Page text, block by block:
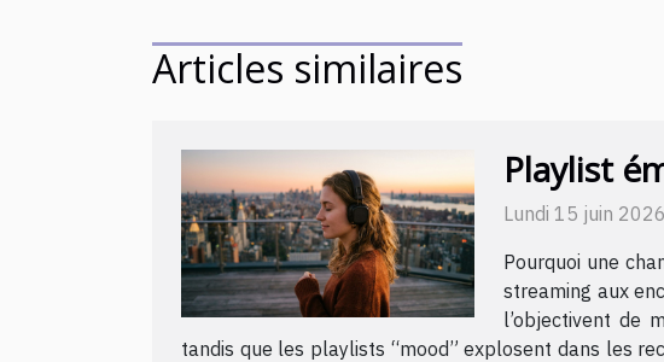
Articles similaires
Playlist
Lundi 15 juin
Pourquoi une
streaming aux
l’objectivent de
tandis que les playlists “mood” explosent dans les